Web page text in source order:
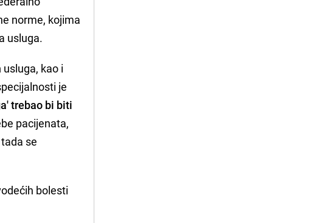
norme, kojima
usluga.
kao i
je
trebao bi biti
pacijenata,
se
bolesti